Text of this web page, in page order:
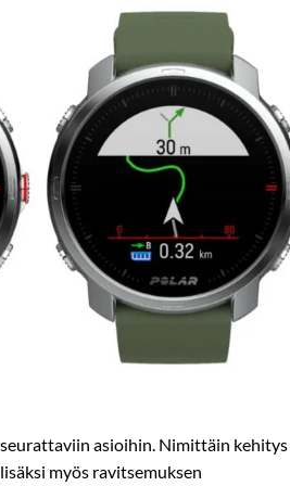
asioihin. Nimittäin
myös ravitsemuksen